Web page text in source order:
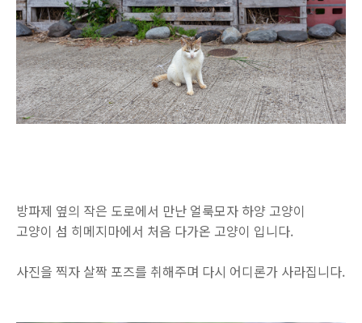
방파제 옆의 작은 도로에서 만난 얼룩모자 하양 고양이
고양이 섬 히메지마에서 처음 다가온 고양이 입니다.
사진을 찍자 살짝 포즈를 취해주며 다시 어디론가 사라집니다.